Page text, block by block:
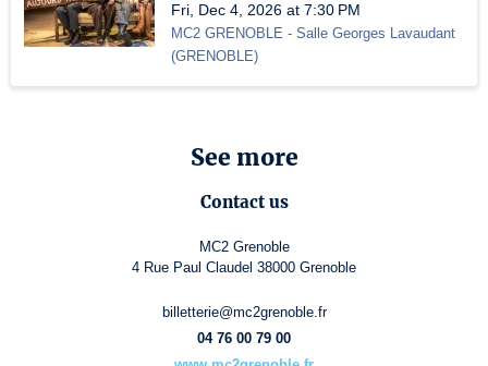
Fri, Dec 4, 2026 at 7:30 PM
MC2 GRENOBLE - Salle Georges Lavaudant
(GRENOBLE)
See more
Contact us
MC2 Grenoble
4 Rue Paul Claudel 38000 Grenoble
billetterie@mc2grenoble.fr
04 76 00 79 00